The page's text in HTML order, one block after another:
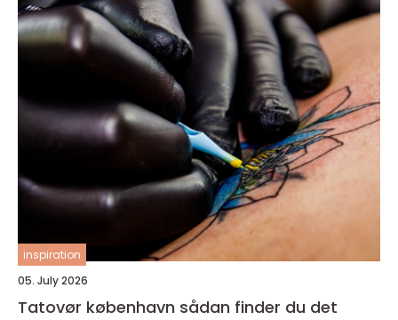
inspiration
05. July 2026
Tatovør københavn sådan finder du det